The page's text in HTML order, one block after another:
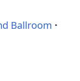
Ballroom ·